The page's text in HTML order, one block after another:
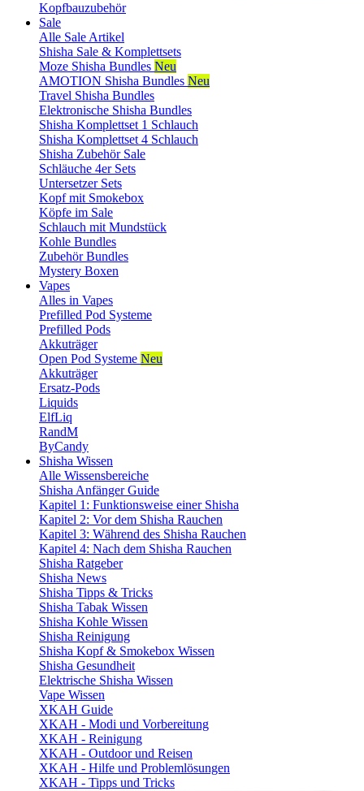
Kopfbauzubehör
Sale
Alle Sale Artikel
Shisha Sale & Komplettsets
Moze Shisha Bundles Neu
AMOTION Shisha Bundles Neu
Travel Shisha Bundles
Elektronische Shisha Bundles
Shisha Komplettset 1 Schlauch
Shisha Komplettset 4 Schlauch
Shisha Zubehör Sale
Schläuche 4er Sets
Untersetzer Sets
Kopf mit Smokebox
Köpfe im Sale
Schlauch mit Mundstück
Kohle Bundles
Zubehör Bundles
Mystery Boxen
Vapes
Alles in Vapes
Prefilled Pod Systeme
Prefilled Pods
Akkuträger
Open Pod Systeme Neu
Akkuträger
Ersatz-Pods
Liquids
ElfLiq
RandM
ByCandy
Shisha Wissen
Alle Wissensbereiche
Shisha Anfänger Guide
Kapitel 1: Funktionsweise einer Shisha
Kapitel 2: Vor dem Shisha Rauchen
Kapitel 3: Während des Shisha Rauchen
Kapitel 4: Nach dem Shisha Rauchen
Shisha Ratgeber
Shisha News
Shisha Tipps & Tricks
Shisha Tabak Wissen
Shisha Kohle Wissen
Shisha Reinigung
Shisha Kopf & Smokebox Wissen
Shisha Gesundheit
Elektrische Shisha Wissen
Vape Wissen
XKAH Guide
XKAH - Modi und Vorbereitung
XKAH - Reinigung
XKAH - Outdoor und Reisen
XKAH - Hilfe und Problemlösungen
XKAH - Tipps und Tricks